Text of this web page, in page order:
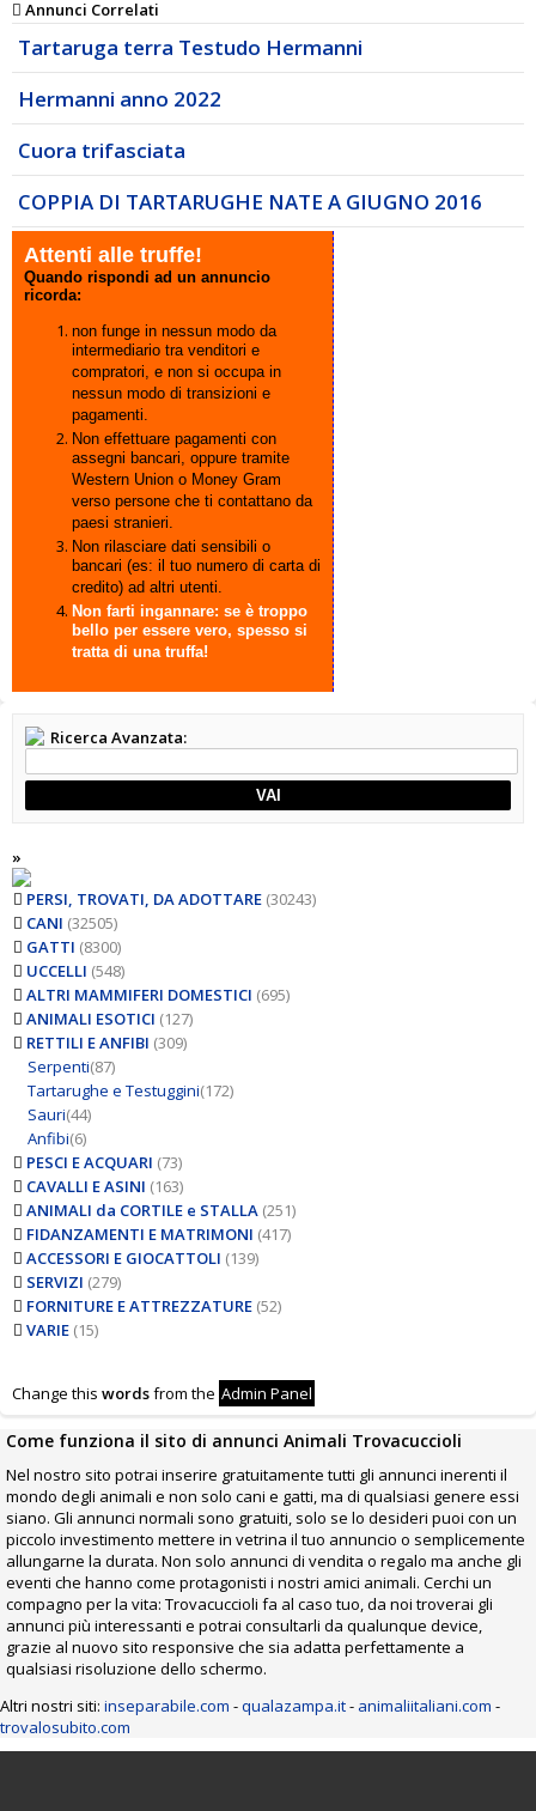
Annunci Correlati
Tartaruga terra Testudo Hermanni
Hermanni anno 2022
Cuora trifasciata
COPPIA DI TARTARUGHE NATE A GIUGNO 2016
Attenti alle truffe!
Quando rispondi ad un annuncio
ricorda:
non funge in nessun modo da
intermediario tra venditori e
compratori, e non si occupa in
nessun modo di transizioni e
pagamenti.
Non effettuare pagamenti con
assegni bancari, oppure tramite
Western Union o Money Gram
verso persone che ti contattano da
paesi stranieri.
Non rilasciare dati sensibili o
bancari (es: il tuo numero di carta di
credito) ad altri utenti.
Non farti ingannare: se è troppo
bello per essere vero, spesso si
tratta di una truffa!
Ricerca Avanzata:
VAI
»
PERSI, TROVATI, DA ADOTTARE (30243)
CANI (32505)
GATTI (8300)
UCCELLI (548)
ALTRI MAMMIFERI DOMESTICI (695)
ANIMALI ESOTICI (127)
RETTILI E ANFIBI (309)
Serpenti(87)
Tartarughe e Testuggini(172)
Sauri(44)
Anfibi(6)
PESCI E ACQUARI (73)
CAVALLI E ASINI (163)
ANIMALI da CORTILE e STALLA (251)
FIDANZAMENTI E MATRIMONI (417)
ACCESSORI E GIOCATTOLI (139)
SERVIZI (279)
FORNITURE E ATTREZZATURE (52)
VARIE (15)
Change this wordsfrom the Admin Panel
Come funziona il sito di annunci Animali Trovacuccioli
Nel nostro sito potrai inserire gratuitamente tutti gli annunci inerenti il
mondo degli animali e non solo cani e gatti, ma di qualsiasi genere essi
siano. Gli annunci normali sono gratuiti, solo se lo desideri puoi con un
piccolo investimento mettere in vetrina il tuo annuncio o semplicemente
allungarne la durata. Non solo annunci di vendita o regalo ma anche gli
eventi che hanno come protagonisti i nostri amici animali. Cerchi un
compagno per la vita: Trovacuccioli fa al caso tuo, da noi troverai gli
annunci più interessanti e potrai consultarli da qualunque device,
grazie al nuovo sito responsive che sia adatta perfettamente a
qualsiasi risoluzione dello schermo.
Altri nostri siti: inseparabile.com -qualazampa.it- animaliitaliani.com -
trovalosubito.com